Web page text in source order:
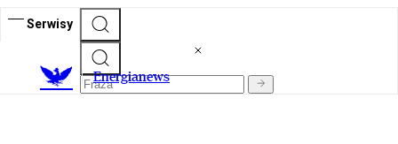
Serwisy
Energianews